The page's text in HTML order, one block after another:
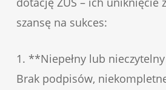
szansę na sukces:
1. **Niepełny lub
Brak podpisów,